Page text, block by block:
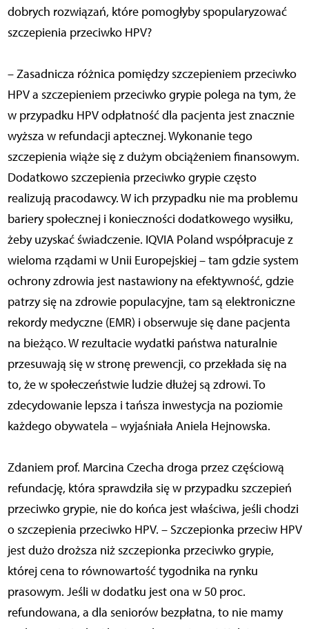
dobrych rozwiązań, które pomogłyby spopularyzować
szczepienia przeciwko HPV?
– Zasadnicza różnica pomiędzy szczepieniem przeciwko
HPV a szczepieniem przeciwko grypie polega na tym, że
w przypadku HPV odpłatność dla pacjenta jest znacznie
wyższa w refundacji aptecznej. Wykonanie tego
szczepienia wiąże się z dużym obciążeniem finansowym.
Dodatkowo szczepienia przeciwko grypie często
realizują pracodawcy. W ich przypadku nie ma problemu
bariery społecznej i konieczności dodatkowego wysiłku,
żeby uzyskać świadczenie. IQVIA Poland współpracuje z
wieloma rządami w Unii Europejskiej – tam gdzie system
ochrony zdrowia jest nastawiony na efektywność, gdzie
patrzy się na zdrowie populacyjne, tam są elektroniczne
rekordy medyczne (EMR) i obserwuje się dane pacjenta
na bieżąco. W rezultacie wydatki państwa naturalnie
przesuwają się w stronę prewencji, co przekłada się na
to, że w społeczeństwie ludzie dłużej są zdrowi. To
zdecydowanie lepsza i tańsza inwestycja na poziomie
każdego obywatela – wyjaśniała Aniela Hejnowska.
Zdaniem prof. Marcina Czecha droga przez częściową
refundację, która sprawdziła się w przypadku szczepień
przeciwko grypie, nie do końca jest właściwa, jeśli chodzi
o szczepienia przeciwko HPV. – Szczepionka przeciw HPV
jest dużo droższa niż szczepionka przeciwko grypie,
której cena to równowartość tygodnika na rynku
prasowym. Jeśli w dodatku jest ona w 50 proc.
refundowana, a dla seniorów bezpłatna, to nie mamy